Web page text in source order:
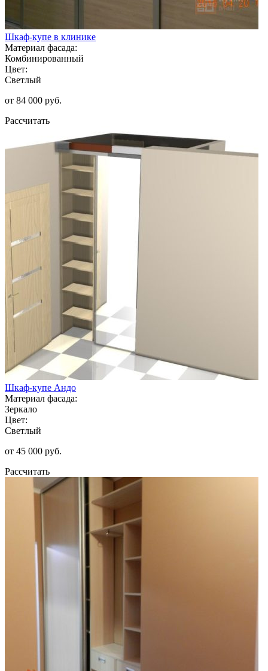
Шкаф-купе в клинике
Материал фасада:
Комбинированный
Цвет:
Светлый
от 84 000 руб.
Рассчитать
Шкаф-купе Андо
Материал фасада:
Зеркало
Цвет:
Светлый
от 45 000 руб.
Рассчитать